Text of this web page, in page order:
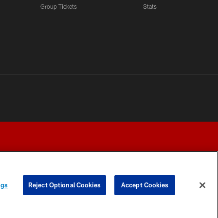
Group Tickets Stats
CHOICES
Reject Optional Cookies Accept Cookies